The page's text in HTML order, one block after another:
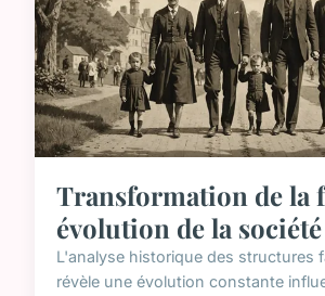
Transformation de la
évolution de la société
L'analyse historique des structures
révèle une évolution constante